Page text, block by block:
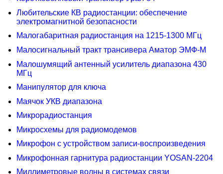
Любительские КВ радиостанции: обеспечение
электромагнитной безопасности
Малогабаритная радиостанция на 1215-1300 МГц
Малосигнальный тракт трансивера Аматор ЭМФ-М
Малошумящий антенный усилитель диапазона 430
МГц
Манипулятор для ключа
Маячок УКВ диапазона
Микрорадиостанция
Микросхемы для радиомодемов
Микрофон с устройством записи-воспроизведения
Микрофонная гарнитура радиостанции YOSAN-2204
Миллиметровые волны в системах связи